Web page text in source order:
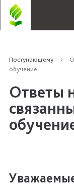
Поступающему
обучение
Ответы